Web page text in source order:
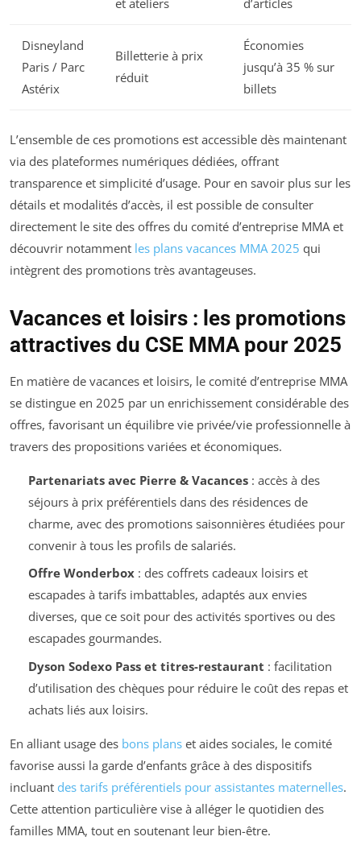
et ateliers d’articles
Disneyland
Paris / Parc
Astérix
Billetterie à prix
réduit
Économies
jusqu’à 35 % sur
billets
L’ensemble de ces promotions est accessible dès maintenant
via des plateformes numériques dédiées, offrant
transparence et simplicité d’usage. Pour en savoir plus sur les
détails et modalités d’accès, il est possible de consulter
directement le site des offres du comité d’entreprise MMA et
découvrir notamment les plans vacances MMA 2025 qui
intègrent des promotions très avantageuses.
Vacances et loisirs : les promotions
attractives du CSE MMA pour 2025
En matière de vacances et loisirs, le comité d’entreprise MMA
se distingue en 2025 par un enrichissement considérable des
offres, favorisant un équilibre vie privée/vie professionnelle à
travers des propositions variées et économiques.
Partenariats avec Pierre & Vacances: accès à des
séjours à prix préférentiels dans des résidences de
charme, avec des promotions saisonnières étudiées pour
convenir à tous les profils de salariés.
Offre Wonderbox: des coffrets cadeaux loisirs et
escapades à tarifs imbattables, adaptés aux envies
diverses, que ce soit pour des activités sportives ou des
escapades gourmandes.
Dyson Sodexo Pass et titres-restaurant : facilitation
d’utilisation des chèques pour réduire le coût des repas et
achats liés aux loisirs.
En alliant usage des bons plans et aides sociales, le comité
favorise aussi la garde d’enfants grâce à des dispositifs
incluant des tarifs préférentiels pour assistantes maternelles.
Cette attention particulière vise à alléger le quotidien des
familles MMA, tout en soutenant leur bien-être.